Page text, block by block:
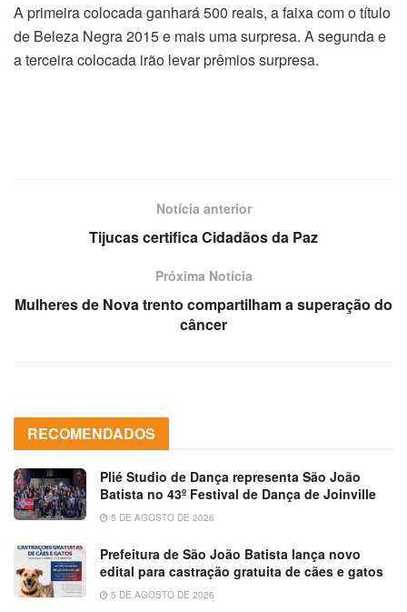
A primeira colocada ganhará 500 reais, a faixa com o título
de Beleza Negra 2015 e mais uma surpresa. A segunda e
a terceira colocada irão levar prêmios surpresa.
Notícia anterior
Tijucas certifica Cidadãos da Paz
Próxima Notícia
Mulheres de Nova trento compartilham a superação do
câncer
RECOMENDADOS
Plié Studio de Dança representa São João
Batista no 43º Festival de Dança de Joinville
5 DE AGOSTO DE 2026
Prefeitura de São João Batista lança novo
edital para castração gratuita de cães e gatos
5 DE AGOSTO DE 2026